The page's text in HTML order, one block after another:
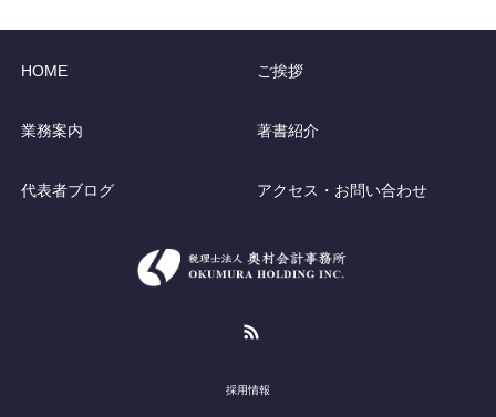
HOME ご挨拶
業務案内 著書紹介
代表者ブログ アクセス・お問い合わせ
採用情報